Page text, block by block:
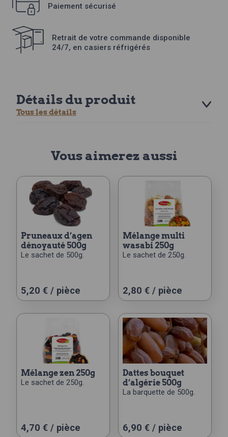
Paiement sécurisé
Retrait de votre commande disponible
24/7, en casiers réfrigérés
Détails du produit
Tous les détails
Vous aimerez aussi
pruneaux d’agen
dénoyauté 500g
Le sachet de 500g.
5,20 € / pièce
mélange multi
wasabi 250g
Le sachet de 250g.
2,80 € / pièce
mélange zen 250g
Le sachet de 250g.
4,70 € / pièce
dattes bouquet
d’algérie 500g
La barquette de 500g.
6,90 € / pièce